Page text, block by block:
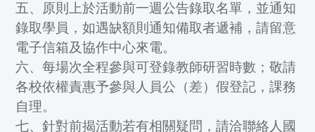
五、原則上於活動前一週公告錄取名單，並通知
錄取學員，如遇缺額則通知備取者遞補，請留意
電子信箱及協作中心來電。
六、每場次全程參與可登錄教師研習時數；敬請
各校依權責惠予參與人員公（差）假登記，課務
自理。
七、針對前揭活動若有相關疑問，請洽聯絡人國